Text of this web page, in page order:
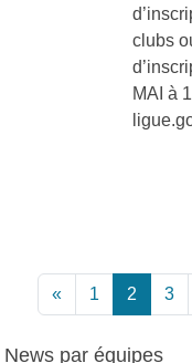
clubs
MAI à
« 1 2 3
News par équipes